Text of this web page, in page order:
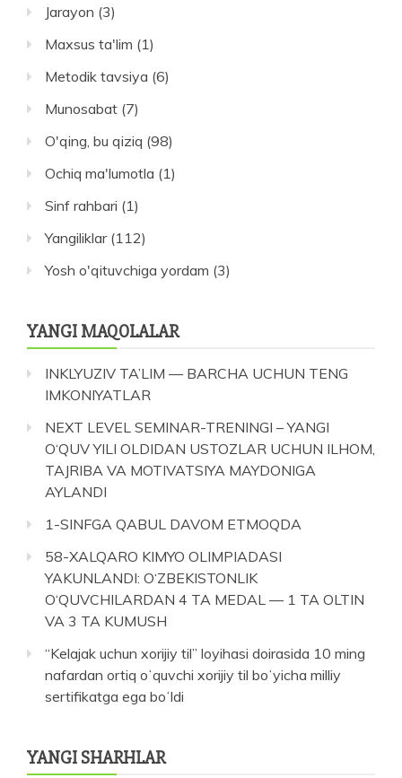
Jarayon (3)
Maxsus ta'lim (1)
Metodik tavsiya (6)
Munosabat (7)
O'qing, bu qiziq (98)
Ochiq ma'lumotla (1)
Sinf rahbari (1)
Yangiliklar(112)
Yosh o'qituvchiga yordam (3)
YANGI MAQOLALAR
INKLYUZIV TA’LIM — BARCHA UCHUN TENG
IMKONIYATLAR
NEXT LEVEL SEMINAR-TRENINGI – YANGI
O‘QUV YILI OLDIDAN USTOZLAR UCHUN ILHOM,
TAJRIBA VA MOTIVATSIYA MAYDONIGA
AYLANDI
1-SINFGA QABUL DAVOM ETMOQDA
58-XALQARO KIMYO OLIMPIADASI
YAKUNLANDI: O‘ZBEKISTONLIK
O‘QUVCHILARDAN 4 TA MEDAL — 1 TA OLTIN
VA 3 TA KUMUSH
“Kelajak uchun xorijiy til” loyihasi doirasida 10 ming
nafardan ortiq oʻquvchi xorijiy til boʻyicha milliy
sertifikatga ega boʻldi
YANGI SHARHLAR